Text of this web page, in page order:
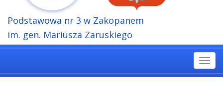
Podstawowa nr 3 w Zakopanem
im. gen. Mariusza Zaruskiego